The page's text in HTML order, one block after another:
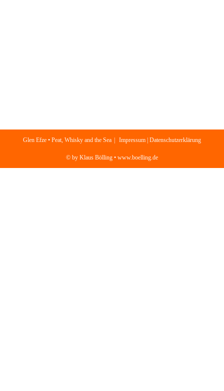
Glen Efze • Peat, Whisky and the Sea Impressum | Datenschutzerklärung
© by Klaus Bölling • www.boelling.de